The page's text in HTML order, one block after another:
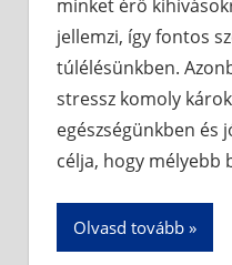
minket érő
jellemzi, így fontos
túlélésünkben.
stressz komoly
egészségünkben
célja, hogy mélyebb
Olvasd tovább